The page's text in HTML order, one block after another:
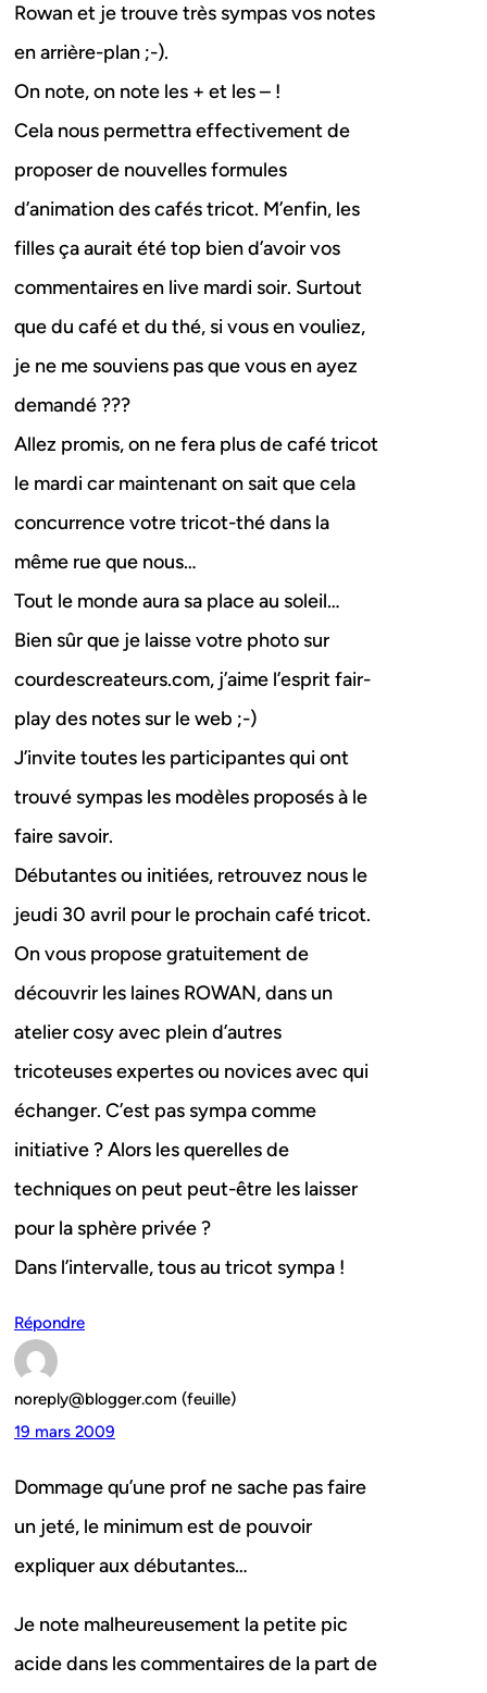
Rowan et je trouve très sympas vos notes
en arrière-plan ;-).
On note, on note les + et les – !
Cela nous permettra effectivement de
proposer de nouvelles formules
d’animation des cafés tricot. M’enfin, les
filles ça aurait été top bien d’avoir vos
commentaires en live mardi soir. Surtout
que du café et du thé, si vous en vouliez,
je ne me souviens pas que vous en ayez
demandé ???
Allez promis, on ne fera plus de café tricot
le mardi car maintenant on sait que cela
concurrence votre tricot-thé dans la
même rue que nous…
Tout le monde aura sa place au soleil…
Bien sûr que je laisse votre photo sur
courdescreateurs.com, j’aime l’esprit fair-
play des notes sur le web ;-)
J’invite toutes les participantes qui ont
trouvé sympas les modèles proposés à le
faire savoir.
Débutantes ou initiées, retrouvez nous le
jeudi 30 avril pour le prochain café tricot.
On vous propose gratuitement de
découvrir les laines ROWAN, dans un
atelier cosy avec plein d’autres
tricoteuses expertes ou novices avec qui
échanger. C’est pas sympa comme
initiative ? Alors les querelles de
techniques on peut peut-être les laisser
pour la sphère privée ?
Dans l’intervalle, tous au tricot sympa !
Répondre
noreply@blogger.com (feuille)
19 mars 2009
Dommage qu’une prof ne sache pas faire
un jeté, le minimum est de pouvoir
expliquer aux débutantes…
Je note malheureusement la petite pic
acide dans les commentaires de la part de